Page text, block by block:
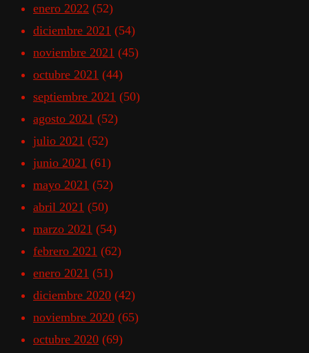
enero 2022 (52)
diciembre 2021 (54)
noviembre 2021 (45)
octubre 2021 (44)
septiembre 2021 (50)
agosto 2021 (52)
julio 2021 (52)
junio 2021 (61)
mayo 2021 (52)
abril 2021 (50)
marzo 2021 (54)
febrero 2021 (62)
enero 2021 (51)
diciembre 2020 (42)
noviembre 2020 (65)
octubre 2020 (69)